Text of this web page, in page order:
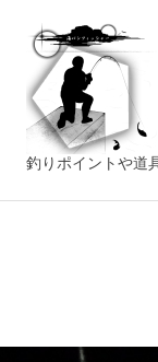
釣りポイントや道